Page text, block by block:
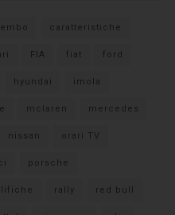
caratteristiche
FIA fiat ford
hyundai imola
mclaren mercedes
nissan orari TV
porsche
rally red bull